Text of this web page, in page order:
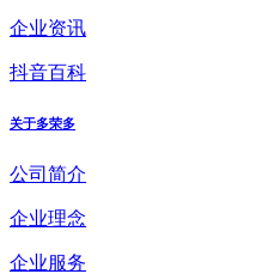
企业资讯
抖音百科
关于多荣多
公司简介
企业理念
企业服务